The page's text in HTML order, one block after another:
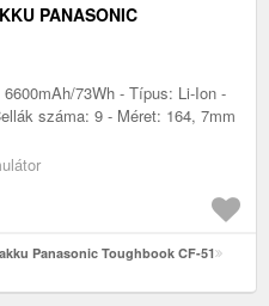
PANASONIC
73Wh - Típus: Li-Ion -
száma: 9 - Méret: 164, 7mm
Panasonic Toughbook CF-51